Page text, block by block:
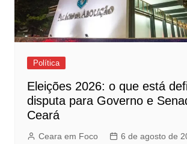
Política
Eleições 2026: o que está
disputa para Governo e
Ceará
Ceara em Foco 6 de agosto de